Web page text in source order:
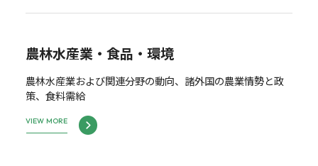
農林水産業・食品・環境
農林水産業および関連分野の動向、諸外国の農業情勢と政
策、食料需給
VIEW MORE